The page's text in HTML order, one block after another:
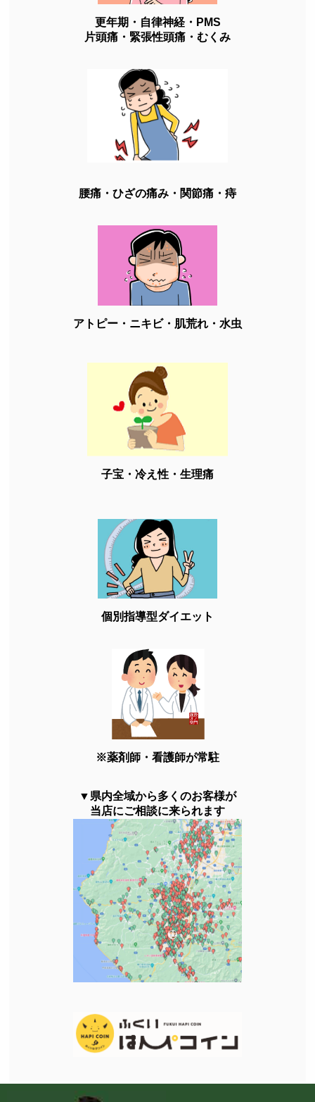
更年期・自律神経・PMS
片頭痛・緊張性頭痛・むくみ
腰痛・ひざの痛み・関節痛・痔
アトピー・ニキビ・肌荒れ・水虫
子宝・冷え性・生理痛
個別指導型ダイエット
※薬剤師・看護師が常駐
▼県内全域から多くのお客様が
当店にご相談に来られます